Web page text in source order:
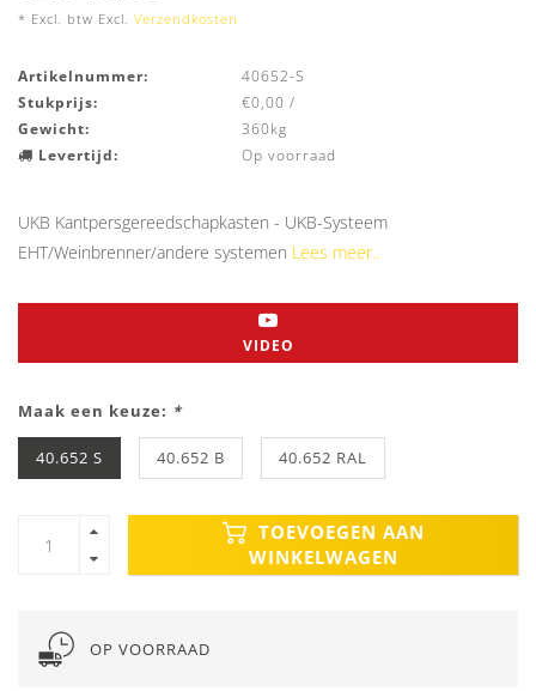
* Excl. btw Excl. Verzendkosten
Artikelnummer:
40652-S
Stukprijs:
€0,00 /
Gewicht:
360kg
Levertijd:
Op voorraad
UKB Kantpersgereedschapkasten - UKB-Systeem
EHT/Weinbrenner/andere systemen Lees meer..
VIDEO
Maak een keuze: *
40.652 S 40.652 B 40.652 RAL
TOEVOEGEN AAN
WINKELWAGEN
OP VOORRAAD